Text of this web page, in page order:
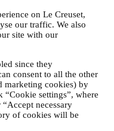
on Le Creuset,
our traffic. We also
site with our
since they
consent to all the other
marketing cookies) by
settings”, where
necessary
of cookies will be
het ontvangen van onze
te allen tijde kosteloos
communicatie worden
te melden voor de
hebt, kunt u eenvoudig
Als u onze
kunt u in ieder geval een
. Wij zullen uw
maar in sommige
ontvangen totdat de